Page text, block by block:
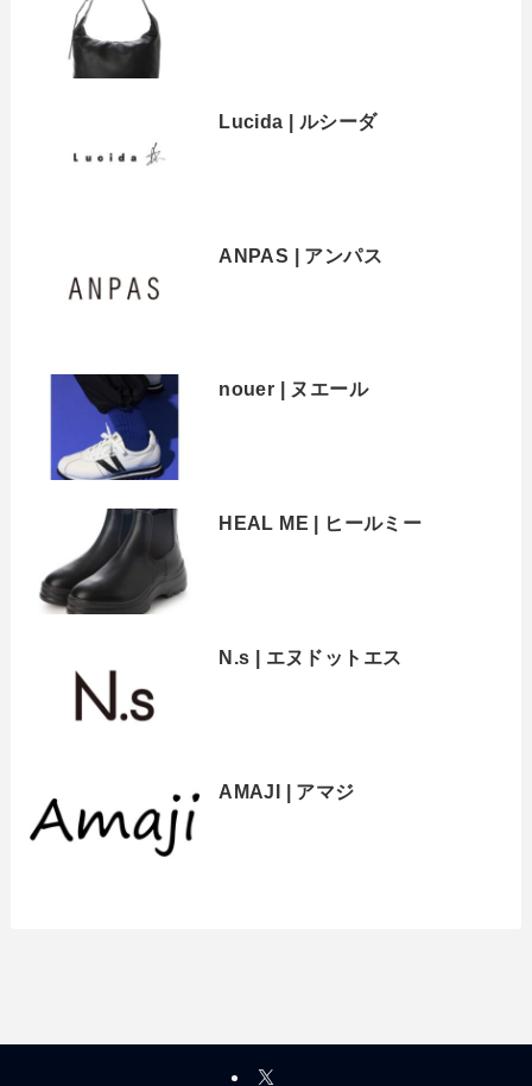
Lucida | ルシーダ
ANPAS | アンパス
nouer | ヌエール
HEAL ME | ヒールミー
N.s | エヌドットエス
AMAJI | アマジ